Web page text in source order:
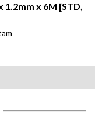
1.2mm x 6M [STD,